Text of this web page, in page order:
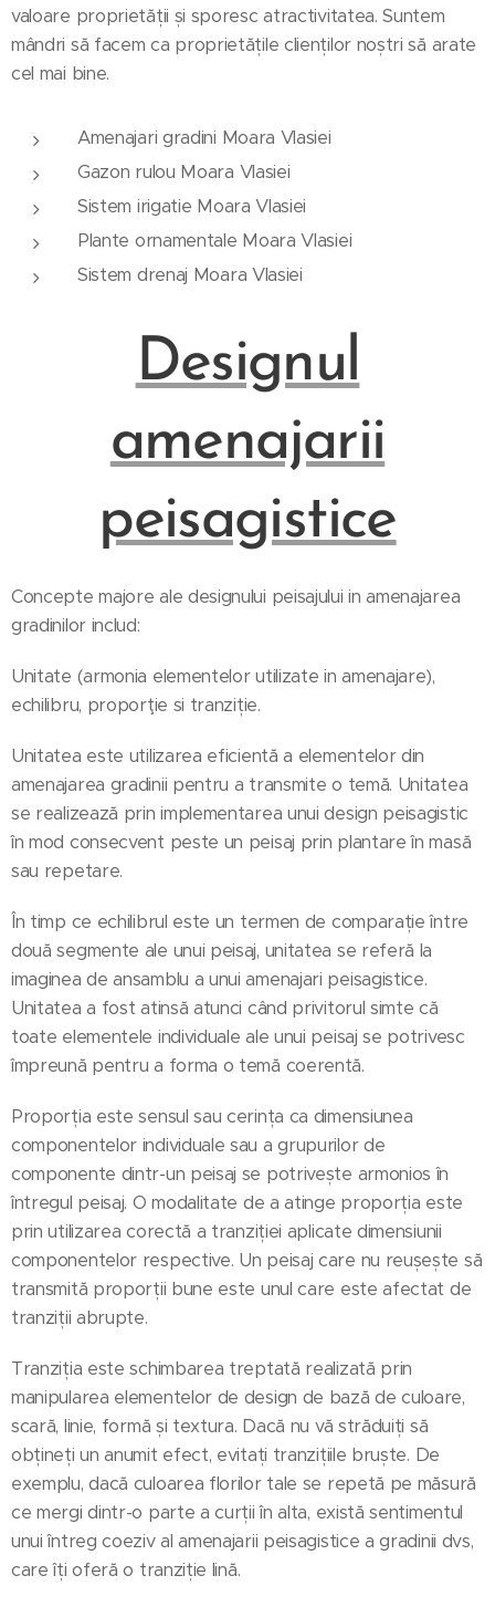
valoare proprietății și sporesc atractivitatea. Suntem
mândri să facem ca proprietățile clienților noștri să arate
cel mai bine.
Amenajari gradini Moara Vlasiei
Gazon rulou Moara Vlasiei
Sistem irigatie Moara Vlasiei
Plante ornamentale Moara Vlasiei
Sistem drenaj Moara Vlasiei
Designul
amenajarii
peisagistice
Concepte majore ale designului peisajului in amenajarea
gradinilor includ:
Unitate (armonia elementelor utilizate in amenajare),
echilibru, proporţie si tranziție.
Unitatea este utilizarea eficientă a elementelor din
amenajarea gradinii pentru a transmite o temă. Unitatea
se realizează prin implementarea unui design peisagistic
în mod consecvent peste un peisaj prin plantare în masă
sau repetare.
În timp ce echilibrul este un termen de comparație între
două segmente ale unui peisaj, unitatea se referă la
imaginea de ansamblu a unui amenajari peisagistice.
Unitatea a fost atinsă atunci când privitorul simte că
toate elementele individuale ale unui peisaj se potrivesc
împreună pentru a forma o temă coerentă.
Proporția este sensul sau cerința ca dimensiunea
componentelor individuale sau a grupurilor de
componente dintr-un peisaj se potrivește armonios în
întregul peisaj. O modalitate de a atinge proporția este
prin utilizarea corectă a tranziției aplicate dimensiunii
componentelor respective. Un peisaj care nu reușește să
transmită proporții bune este unul care este afectat de
tranziții abrupte.
Tranziția este schimbarea treptată realizată prin
manipularea elementelor de design de bază de culoare,
scară, linie, formă și textura. Dacă nu vă străduiți să
obțineți un anumit efect, evitați tranzițiile bruște. De
exemplu, dacă culoarea florilor tale se repetă pe măsură
ce mergi dintr-o parte a curții în alta, există sentimentul
unui întreg coeziv al amenajarii peisagistice a gradinii dvs,
care îți oferă o tranziție lină.